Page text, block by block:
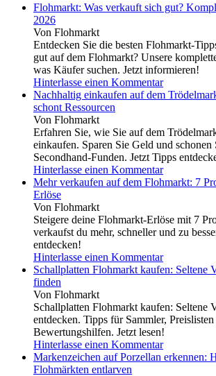
Flohmarkt: Was verkauft sich gut?
2026
Von Flohmarkt
Entdecken Sie die besten Flohmarkt-
gut auf dem Flohmarkt? Unsere
was Käufer suchen. Jetzt informieren!
Hinterlasse einen Kommentar
Nachhaltig einkaufen auf dem
schont Ressourcen
Von Flohmarkt
Erfahren Sie, wie Sie auf dem
einkaufen. Sparen Sie Geld und
Secondhand-Funden. Jetzt Tipps
Hinterlasse einen Kommentar
Mehr verkaufen auf dem Flohmarkt: 7
Erlöse
Von Flohmarkt
Steigere deine Flohmarkt-Erlöse mit 7
verkaufst du mehr, schneller und zu
entdecken!
Hinterlasse einen Kommentar
Schallplatten Flohmarkt kaufen: Seltene
finden
Von Flohmarkt
Schallplatten Flohmarkt kaufen: Seltene
entdecken. Tipps für Sammler,
Bewertungshilfen. Jetzt lesen!
Hinterlasse einen Kommentar
Markenzeichen auf Porzellan erkennen:
Flohmärkten entlarven